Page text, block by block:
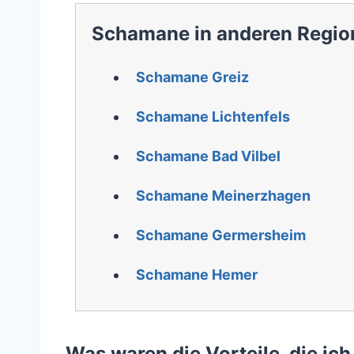
Schamane in anderen
Schamane Greiz
Schamane Lichtenfels
Schamane Bad Vilbel
Schamane Meinerzhagen
Schamane Germersheim
Schamane Hemer